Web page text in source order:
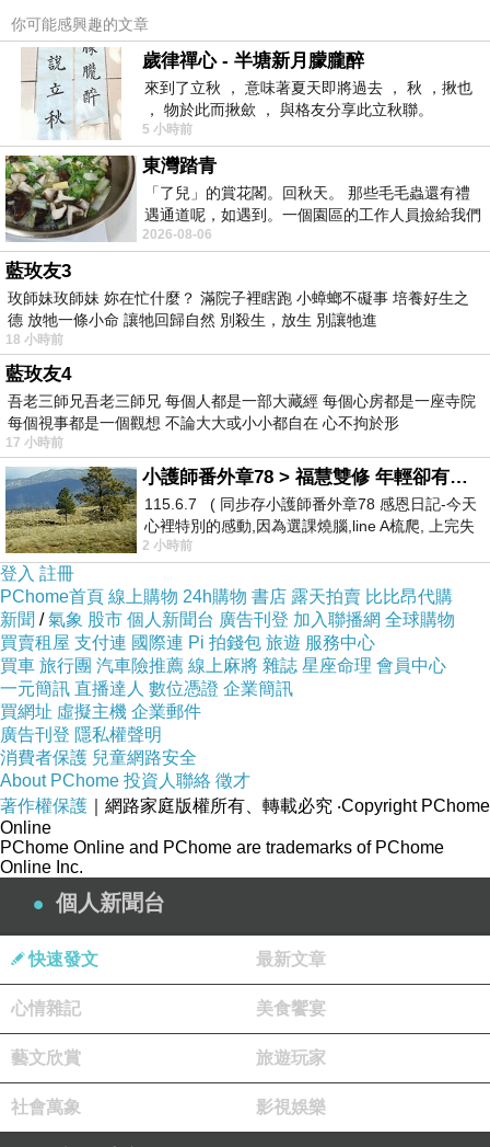
你可能感興趣的文章
歲律禪心 - 半塘新月朦朧醉
來到了立秋 ， 意味著夏天即將過去 ， 秋 ，揪也
， 物於此而揪歛 ， 與格友分享此立秋聯。
5 小時前
東灣踏青
「了兒」的賞花閣。回秋天。 那些毛毛蟲還有禮
遇通道呢，如遇到。一個園區的工作人員撿給我們
細賞。
2026-08-06
藍玫友3
玫師妹玫師妹 妳在忙什麼？ 滿院子裡瞎跑 小蟑螂不礙事 培養好生之
德 放牠一條小命 讓牠回歸自然 別殺生，放生 別讓牠進
18 小時前
藍玫友4
吾老三師兄吾老三師兄 每個人都是一部大藏經 每個心房都是一座寺院
每個視事都是一個觀想 不論大大或小小都自在 心不拘於形
17 小時前
小護師番外章78 > 福慧雙修 年輕卻有個老靈魂 ㄑ金剛經〉podcast
115.6.7 ( 同步存小護師番外章78 感恩日記-今天
心裡特別的感動,因為選課燒腦,line A梳爬, 上完失
智課的她,特來傾
2 小時前
登入 註冊
PChome首頁 線上購物 24h購物 書店 露天拍賣 比比昂代購
新聞 /氣象 股市 個人新聞台 廣告刊登 加入聯播網 全球購物
買賣租屋 支付連 國際連 Pi 拍錢包 旅遊 服務中心
買車 旅行團 汽車險推薦 線上麻將 雜誌 星座命理 會員中心
一元簡訊 直播達人 數位憑證 企業簡訊
買網址 虛擬主機 企業郵件
廣告刊登 隱私權聲明
消費者保護 兒童網路安全
About PChome 投資人聯絡 徵才
著作權保護 ｜網路家庭版權所有、轉載必究 ‧Copyright PChome
Online
PChome Online and PChome are trademarks of PChome
Online Inc.
個人新聞台
快速發文 最新文章
心情雜記 美食饗宴
藝文欣賞 旅遊玩家
社會萬象 影視娛樂